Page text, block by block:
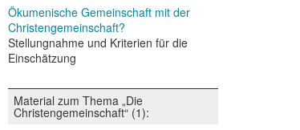
Ökumenische Gemeinschaft mit der
Christengemeinschaft?
Stellungnahme und Kriterien für die
Einschätzung
Material zum Thema „Die
Christengemeinschaft“ (1):